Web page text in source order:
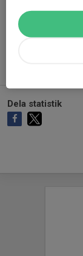
Dela statistik